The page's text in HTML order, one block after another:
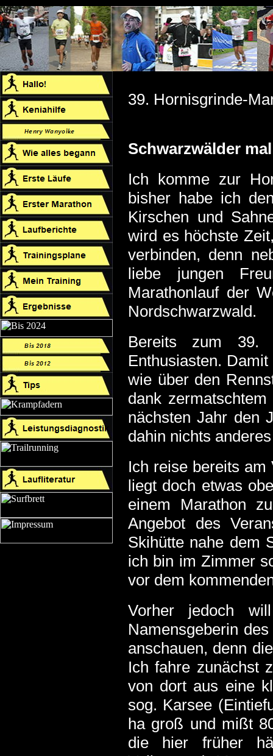
39. Hornisgrinde-
Schwarzwälder
Ich komme zur
bisher habe ich
Kirschen und
wird es höchste
verbinden, denn
liebe jungen
Marathonlauf der
Nordschwarzwald.
Bereits zum 39.
Enthusiasten.
wie über den
dank
nächsten Jahr den
dahin nichts
Ich reise bereits am
liegt doch etwas
einem Marathon
Angebot des
Skihütte nahe dem
ich bin im Zimmer
vor dem
Vorher jedoch
Namensgeberin
anschauen, denn
Ich fahre zunächst
von dort aus eine
sog. Karsee
ha groß und mißt
die hier früher